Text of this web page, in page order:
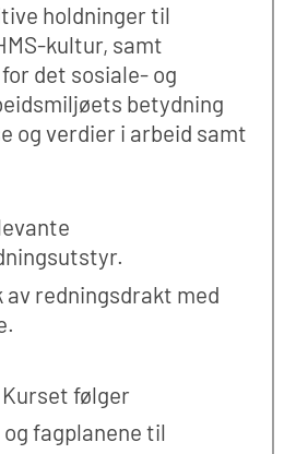
holdninger til
kultur, samt
det sosiale- og
betydning
og verdier i arbeid samt
av redningsdrakt med
Kurset følger
fagplanene til